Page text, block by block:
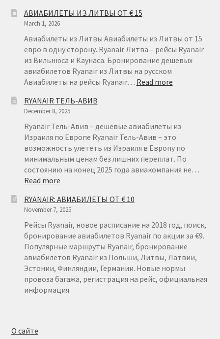
ИЗ
НА
КАНАРСКИЕ
ОСТРОВА
АВИАБИЛЕТЫ ИЗ ЛИТВЫ ОТ € 15
March 1, 2026
Авиабилеты из Литвы Авиабилеты из Литвы от 15
евро в одну сторону. Ryanair Литва – рейсы Ryanair
из Вильнюса и Каунаса. Бронирование дешевых
авиабилетов Ryanair из Литвы на русском
Авиабилеты на рейсы Ryanair… Read more:
ОТ
€
15
RYANAIR ТЕЛЬ-АВИВ
December 8, 2025
Ryanair Тель-Авив – дешевые авиабилеты из
Израиля по Европе Ryanair Тель-Авив – это
возможность улететь из Израиля в Европу по
минимальным ценам без лишних переплат. По
состоянию на конец 2025 года авиакомпания не…
Read more:
ТЕЛЬ-
АВИВ
RYANAIR: АВИАБИЛЕТЫ ОТ € 10
November 7, 2025
Рейсы Ryanair, новое расписание на 2018 год, поиск,
бронирование авиабилетов Ryanair по акции за €9.
Популярные маршруты Ryanair, бронирование
авиабилетов Ryanair из Польши, Литвы, Латвии,
Эстонии, Финляндии, Германии. Новые нормы
провоза багажа, регистрация на рейс, официальная
информация.
О сайте